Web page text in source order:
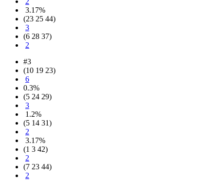
3.17%
(23 25 44)
3
(6 28 37)
2
#3
(10 19 23)
6
0.3%
(5 24 29)
3
1.2%
(5 14 31)
2
3.17%
(1 3 42)
2
(7 23 44)
2